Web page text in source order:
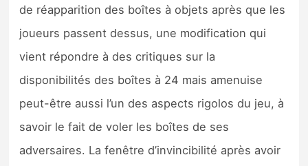
Guides
de réapparition des boîtes à objets après que les
joueurs passent dessus, une modification qui
vient répondre à des critiques sur la
disponibilités des boîtes à 24 mais amenuise
peut-être aussi l’un des aspects rigolos du jeu, à
savoir le fait de voler les boîtes de ses
adversaires. La fenêtre d’invincibilité après avoir